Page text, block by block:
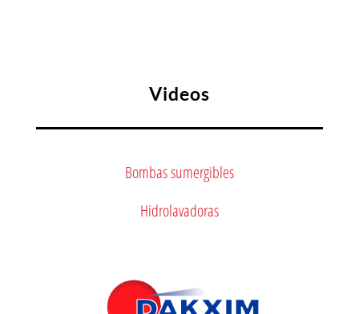
Videos
Bombas sumergibles
Hidrolavadoras